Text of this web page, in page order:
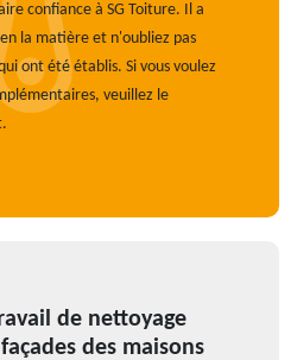
confiance à SG Toiture. Il a
la matière et n'oubliez pas
ont été établis. Si vous voulez
veuillez le
de nettoyage
des maisons